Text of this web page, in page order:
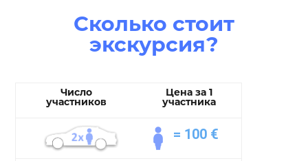
Сколько стоит
экскурсия?
Число
участников
Цена за 1
участника
= 100 €